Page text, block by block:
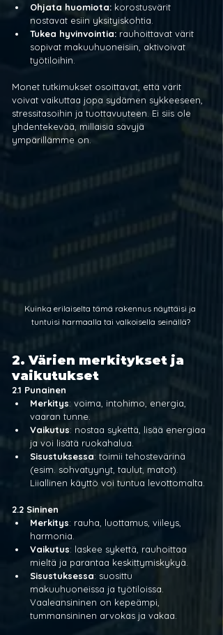
Ohjata huomiota: korostusvärit
nostavat esiin yksityiskohtia.
Tukea hyvinvointia: rauhoittavat värit
sopivat makuuhuoneisiin, aktivoivat
työtiloihin.
Monet tutkimukset osoittavat, että värit
voivat vaikuttaa jopa sydämen sykkeeseen,
stressitasoihin ja tuottavuuteen. Ei siis ole
yhdentekevää, millaisia sävyjä
ympärillämme on.
Kuinka erilaiselta tämä rakennus näyttäisi ja
tuntuisi harmaalla tai valkoisella seinällä?
2. Värien merkitykset ja
vaikutukset
2.1 Punainen
Merkitys: voima, intohimo, energia,
vaaran tunne.
Vaikutus: nostaa sykettä, lisää energiaa
ja voi lisätä ruokahalua.
Sisustuksessa: toimii tehostevärinä
(esim. sohvatyynyt, taulut, matot).
Liiallinen käyttö voi tuntua levottomalta.
2.2 Sininen
Merkitys: rauha, luottamus, viileys,
harmonia.
Vaikutus: laskee sykettä, rauhoittaa
mieltä ja parantaa keskittymiskykyä.
Sisustuksessa: suosittu
makuuhuoneissa ja työtiloissa.
Vaaleansininen on kepeämpi,
tummansininen arvokas ja vakaa.